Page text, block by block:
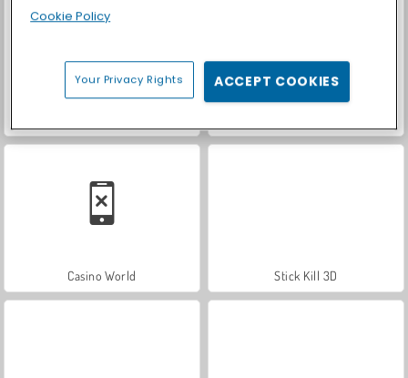
Casino World Stick Kill 3D
Cookie Policy
Your Privacy Rights ACCEPT COOKIES